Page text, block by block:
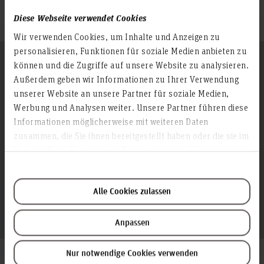
Diese Webseite verwendet Cookies
Wir verwenden Cookies, um Inhalte und Anzeigen zu
personalisieren, Funktionen für soziale Medien anbieten zu
können und die Zugriffe auf unsere Website zu analysieren.
Außerdem geben wir Informationen zu Ihrer Verwendung
unserer Website an unsere Partner für soziale Medien,
Werbung und Analysen weiter. Unsere Partner führen diese
Informationen möglicherweise mit weiteren Daten
zusammen, die Sie ihnen bereitgestellt haben oder die sie im
Alle Cookies zulassen
Anpassen
Nur notwendige Cookies verwenden
Erfolgsgewohnheiten: heute
ändern - morgen gesünder leben:
Auf einen Blick
"Erfolgsgewohnheiten: heute ändern -
morgen gesünder leben" derHsH-Akademie
folgende Themen:
Gewohnheiten analysieren & innere Antreiber verstehen
Mit Hilfe der sieben Säulen die Resilienz stärken &
Stress bewältigen
Gesunde Routinen in den Arbeitsalltag etablieren
Impulse & Reflexion – Inspirierende Kurzvorträge und
gezielte Selbstreflexion für tiefere Einsichten.
Praktische Übungen – Alltagstaugliche Methoden, um
Gewohnheiten gezielt zu verändern.
Organisation
Die nächste Veranstaltung wird rechtzeitig veröffentlicht und
findet jeweils von9 bis 17 Uhrstatt.